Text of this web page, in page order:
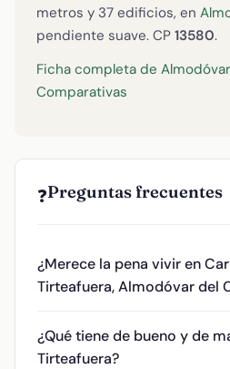
metros y 37 edificios, en
pendiente suave. CP 13580.
Ficha completa de
Comparativas
❓Preguntas frecuentes
¿Merece la pena vivir en
Tirteafuera, Almodóvar del
¿Qué tiene de bueno y de
Tirteafuera?